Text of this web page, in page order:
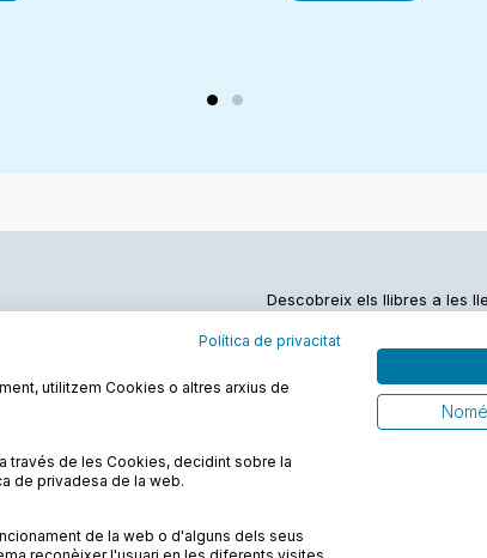
Descobreix els llibres a les
Política de privacitat
utilitzem Cookies o altres arxius de
través de les Cookies, decidint sobre la
de privadesa de la web.
de la web o d'alguns dels seus